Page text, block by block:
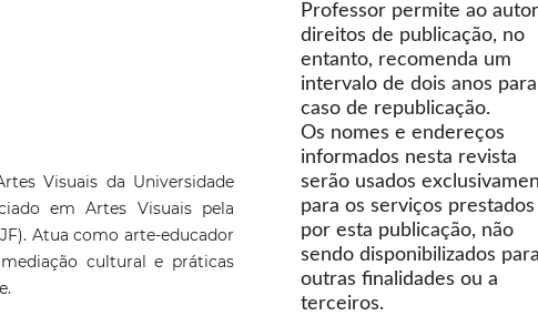
Visuais da Universidade
em Artes Visuais pela
Atua como arte-educador
cultural e práticas
Professor permite ao
direitos de publicação, no
entanto, recomenda um
intervalo de dois anos
caso de republicação.
Os nomes e endereços
informados nesta revista
serão usados
para os serviços prestados
por esta publicação, não
sendo disponibilizados para
outras finalidades ou a
terceiros.